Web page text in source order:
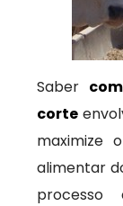
Saber
corte
maximize
alimentar